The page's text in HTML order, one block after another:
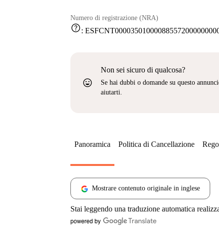
Numero di registrazione (NRA)
help:
sentiment_very_satisfied
Non sei sicuro di qualcosa?
Se hai dubbi o domande su questo
aiutarti.
Panoramica Politica di Cancellazione
Mostrare contenuto originale in inglese
Stai leggendo una traduzione automatica